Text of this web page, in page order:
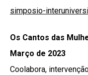
simposio-
Os Cantos das
Março de 2023
Coolabora,